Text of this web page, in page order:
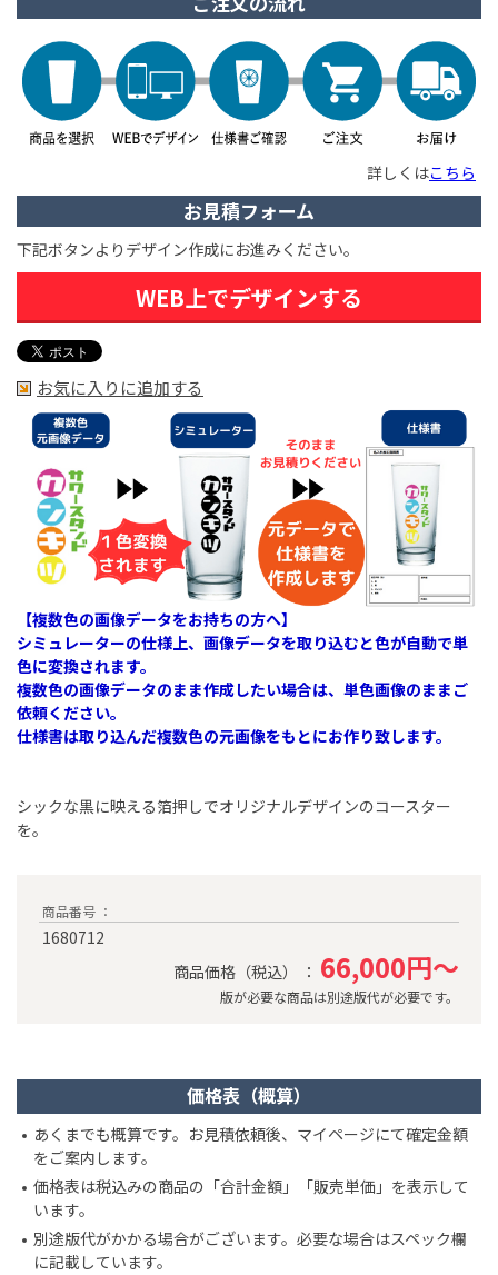
詳しくはこちら
お見積フォーム
下記ボタンよりデザイン作成にお進みください。
WEB上でデザインする
お気に入りに追加する
【複数色の画像データをお持ちの方へ】
シミュレーターの仕様上、画像データを取り込むと色が自動で単
色に変換されます。
複数色の画像データのまま作成したい場合は、単色画像のままご
依頼ください。
仕様書は取り込んだ複数色の元画像をもとにお作り致します。
シックな黒に映える箔押しでオリジナルデザインのコースター
を。
商品番号 ：
1680712
商品価格（税込） ： 66,000円～
版が必要な商品は別途版代が必要です。
価格表（概算）
あくまでも概算です。お見積依頼後、マイページにて確定金額
をご案内します。
価格表は税込みの商品の「合計金額」「販売単価」を表示して
います。
別途版代がかかる場合がございます。必要な場合はスペック欄
に記載しています。